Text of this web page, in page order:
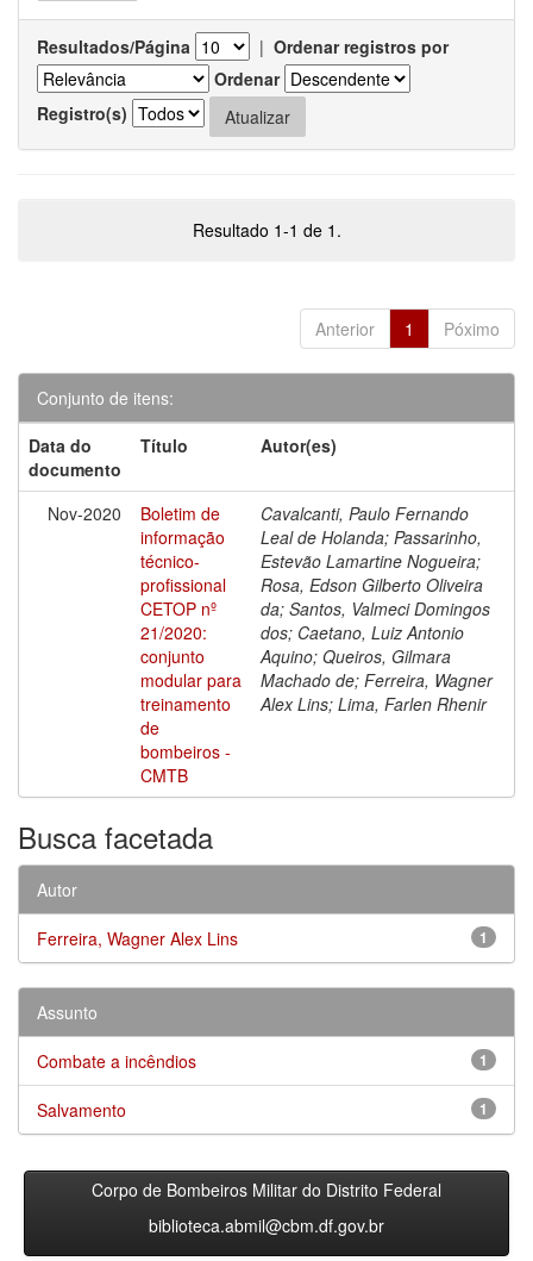
Resultados/Página | Ordenar registros por
Ordenar
Registro(s)
Resultado 1-1 de 1.
Anterior 1 Póximo
Conjunto de itens:
Data do
documento
Título Autor(es)
Nov-2020
Boletim de
informação
técnico-
profissional
CETOP nº
21/2020:
conjunto
modular para
treinamento
de
bombeiros -
CMTB
Cavalcanti, Paulo Fernando
Leal de Holanda; Passarinho,
Estevão Lamartine Nogueira;
Rosa, Edson Gilberto Oliveira
da; Santos, Valmeci Domingos
dos; Caetano, Luiz Antonio
Aquino; Queiros, Gilmara
Machado de; Ferreira, Wagner
Alex Lins; Lima, Farlen Rhenir
Busca facetada
Autor
1
Ferreira, Wagner Alex Lins
Assunto
1
Combate a incêndios
1
Salvamento
Corpo de Bombeiros Militar do Distrito Federal
biblioteca.abmil@cbm.df.gov.br